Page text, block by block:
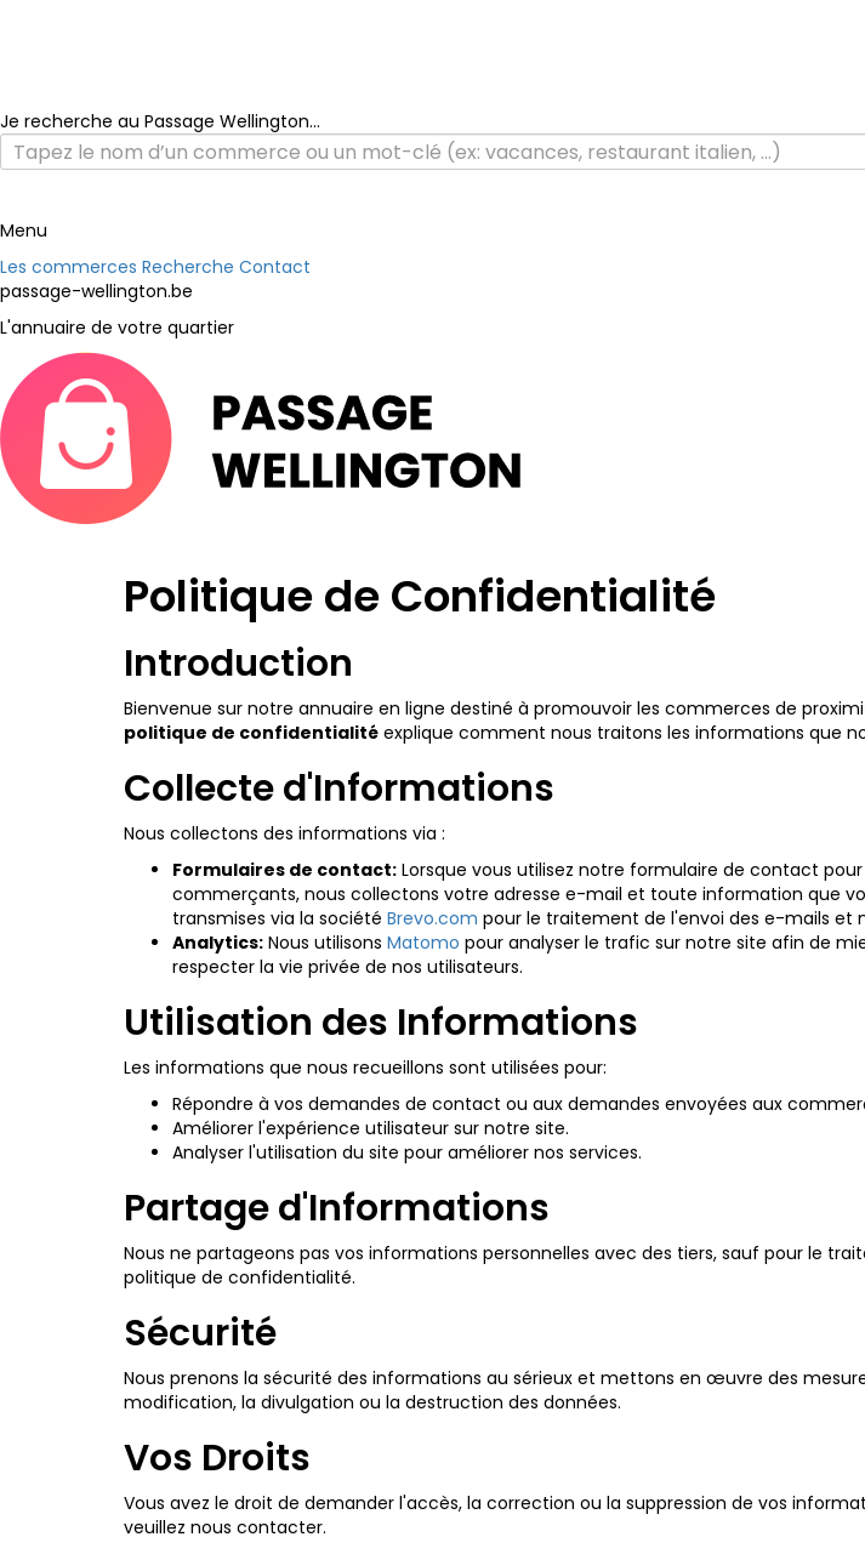
Je recherche au Passage Wellington...
Menu
Les commerces Recherche Contact
passage-wellington.be
L'annuaire de votre quartier
Politique de Confidentialité
Introduction
Bienvenue sur notre annuaire en ligne destiné à promouvoir les commerces de
politique de confidentialité explique comment nous traitons les informations que
Collecte d'Informations
Nous collectons des informations via :
Formulaires de contact: Lorsque vous utilisez notre formulaire de contact
commerçants, nous collectons votre adresse e-mail et toute information que
transmises via la société Brevo.com pour le traitement de l'envoi des e-mails et
Analytics: Nous utilisons Matomo pour analyser le trafic sur notre site afin de
respecter la vie privée de nos utilisateurs.
Utilisation des Informations
Les informations que nous recueillons sont utilisées pour:
Répondre à vos demandes de contact ou aux demandes envoyées aux
Améliorer l'expérience utilisateur sur notre site.
Analyser l'utilisation du site pour améliorer nos services.
Partage d'Informations
Nous ne partageons pas vos informations personnelles avec des tiers, sauf pour le
politique de confidentialité.
Sécurité
Nous prenons la sécurité des informations au sérieux et mettons en œuvre des
modification, la divulgation ou la destruction des données.
Vos Droits
Vous avez le droit de demander l'accès, la correction ou la suppression de vos
veuillez nous contacter.